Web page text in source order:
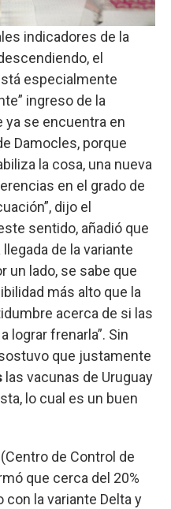
indicadores de la
el
especialmente
ingreso de la
ya se encuentra en
Damocles, porque
la cosa, una nueva
en el grado de
dijo el
sentido, añadió que
de la variante
un lado, se sabe que
más alto que la
acerca de si las
lograr frenarla”. Sin
que justamente
las vacunas de Uruguay
lo cual es un buen
de Control de
que cerca del 20%
la variante Delta y